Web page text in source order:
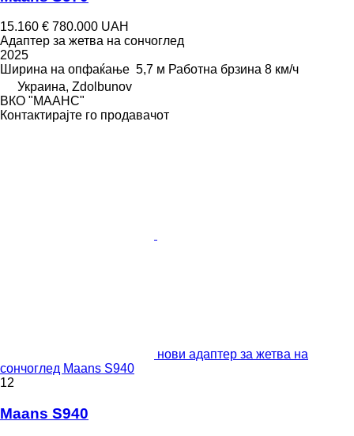
15.160 € 780.000 UAH
Адаптер за жетва на сончоглед
2025
Ширина на опфаќање 5,7 м Работна брзина 8 км/ч
Украина, Zdolbunov
ВКО "МААНС"
Контактирајте го продавачот
нови адаптер за жетва на
сончоглед Maans S940
12
Maans S940